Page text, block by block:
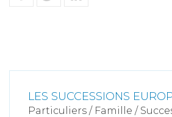
LES SUCCESSIONS
Particuliers / Famille /